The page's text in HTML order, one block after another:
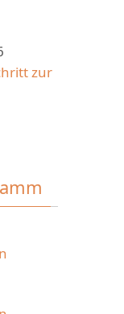
zur